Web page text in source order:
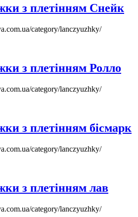
з плетінням Снейк
category/lanczyuzhky/
з плетінням Ролло
category/lanczyuzhky/
з плетінням бісмарк
category/lanczyuzhky/
з плетінням лав
category/lanczyuzhky/